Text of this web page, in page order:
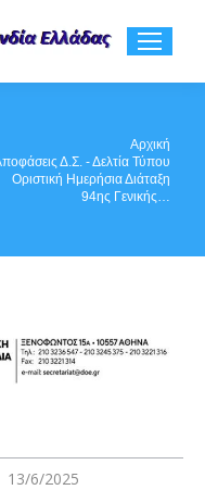
Αρχική
Δ.Σ. - Δελτία Τύπου
Οριστική Ημερήσια Διάταξη
94ης Γενικής…
6/2025